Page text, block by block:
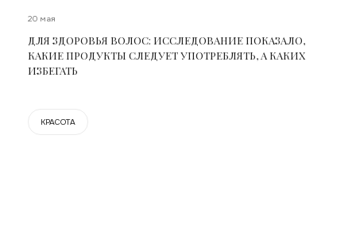
20 мая
ДЛЯ ЗДОРОВЬЯ ВОЛОС: ИССЛЕДОВАНИЕ ПОКАЗАЛО,
КАКИЕ ПРОДУКТЫ СЛЕДУЕТ УПОТРЕБЛЯТЬ, А КАКИХ
ИЗБЕГАТЬ
КРАСОТА